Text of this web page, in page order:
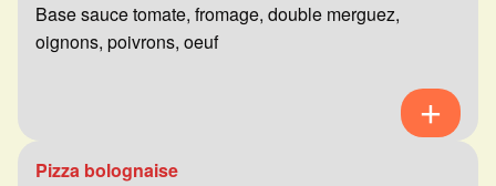
Base sauce tomate, fromage, double merguez,
oignons, poivrons, oeuf
Pizza bolognaise